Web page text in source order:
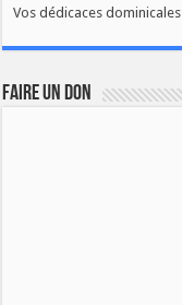
Vos dédicaces dominicales
FAIRE UN DON